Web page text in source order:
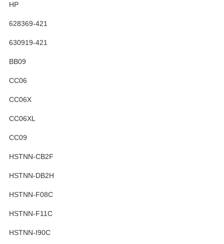
HP
628369-421
630919-421
BB09
CC06
CC06X
CC06XL
CC09
HSTNN-CB2F
HSTNN-DB2H
HSTNN-F08C
HSTNN-F11C
HSTNN-I90C